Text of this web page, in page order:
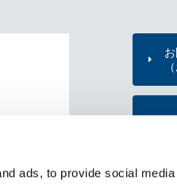
ads, to provide social